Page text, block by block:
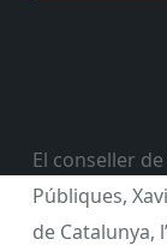
El conseller
Públiques,
de Catalunya,